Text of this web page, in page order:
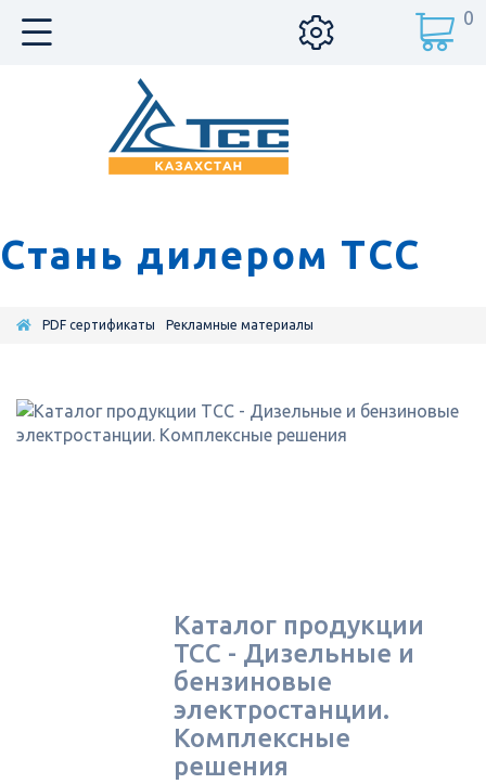
Стань дилером ТСС
0
PDF сертификаты Рекламные материалы
Каталог продукции
ТСС - Дизельные и
бензиновые
электростанции.
Комплексные
решения